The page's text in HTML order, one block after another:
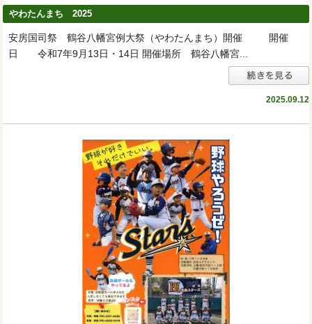
やわたんまち 2025
安房国司祭 鶴谷八幡宮例大祭（やわたんまち）開催 開催
日 令和7年9月13日・14日 開催場所 鶴谷八幡宮...
2025.09.12